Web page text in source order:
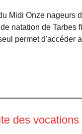
Midi Onze nageurs
natation de Tarbes
permet d'accéder
des vocations
ALCIS